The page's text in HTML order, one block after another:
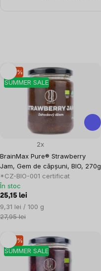
Listă
produse
SUMMER SALE
–10 %
BrainMax Pure® Strawberry
Jam, Gem de căpșuni, BIO, 270g
*CZ-BIO-001 certificat
2x
În stoc
25,15 lei
Evaluare
preţ:
9,31 lei / 100 g
27,95 lei
SUMMER SALE
–10 %